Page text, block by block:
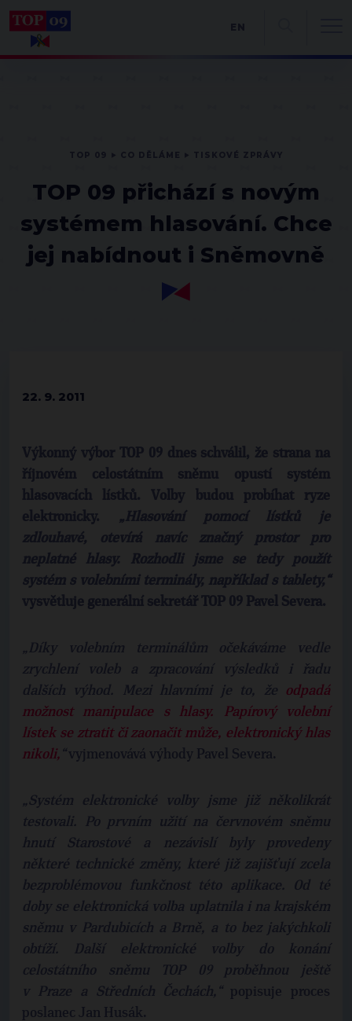
TOP 09 přichází s novým
systémem hlasování. Chce
jej nabídnout i Sněmovně
22. 9. 2011
Výkonný výbor TOP 09 dnes schválil, že strana na
říjnovém celostátním sněmu opustí systém
hlasovacích lístků. Volby budou probíhat ryze
elektronicky.
„Hlasování pomocí lístků je
zdlouhavé, otevírá navíc značný prostor pro
neplatné hlasy. Rozhodli jsme se tedy použít
systém s volebními terminály, například s tablety,“
vysvětluje generální sekretář TOP 09 Pavel Severa.
„Díky volebním terminálům očekáváme vedle
zrychlení voleb a zpracování výsledků i řadu
dalších výhod. Mezi hlavními je to, že
odpadá
možnost manipulace s hlasy. Papírový volební
lístek se ztratit či zaonačit může, elektronický hlas
nikoli, “vyjmenovává výhody Pavel Severa.
„Systém elektronické volby jsme již několikrát
testovali. Po prvním užití na červnovém sněmu
hnutí Starostové a nezávislí byly provedeny
některé technické změny, které již zajišťují zcela
bezproblémovou funkčnost této aplikace. Od té
doby se elektronická volba uplatnila i na krajském
sněmu v Pardubicích a Brně, a to bez jakýchkoli
obtíží. Další elektronické volby do konání
celostátního sněmu TOP 09 proběhnou ještě
v Praze a Středních Čechách,“popisuje proces
poslanec Jan Husák.